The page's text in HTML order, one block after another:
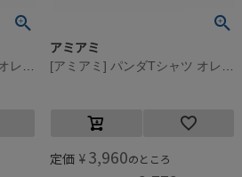
アミアミ
定価 ¥ 3,960のところ